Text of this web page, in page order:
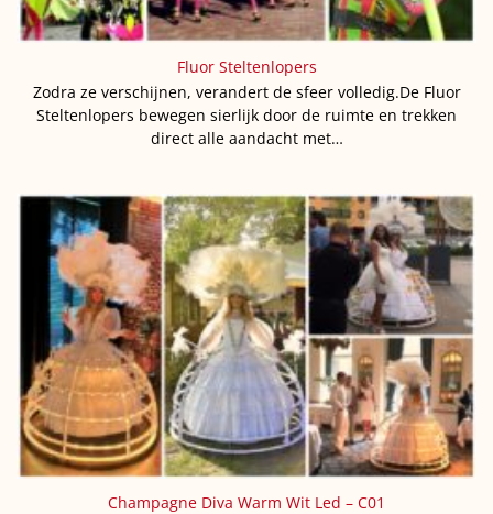
Fluor Steltenlopers
Zodra ze verschijnen, verandert de sfeer volledig.De Fluor
Steltenlopers bewegen sierlijk door de ruimte en trekken
direct alle aandacht met…
Champagne Diva Warm Wit Led – C01